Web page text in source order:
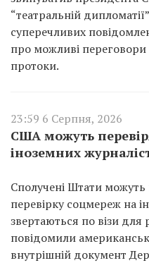
“театральній
суперечливих
про можливі
протоки.
23:59 6 Серпня, 2026
США можуть
іноземних
Сполучені Штати
перевірку соцмереж на
звертаються по візи для
повідомили
внутрішній документ